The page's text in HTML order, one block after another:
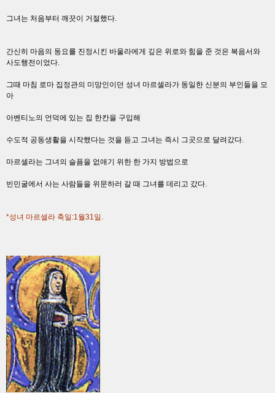
그녀는 처음부터 깨끗이 거절했다.
간신히 마음의 동요를 진정시킨 바울라에게 깊은 위로와 힘을 준 것은 복음서와
사도행전이었다.
그때 마침 로마 집정관의 미망인이던 성녀 마르셀라가 동일한 신분의 부인들을 모
아
아벤티노의 언덕에 있는 집 한칸을 구입해
수도적 공동생활을 시작했다는 것을 듣고 그녀는 즉시 그곳으로 달려갔다.
마르셀라는 그녀의 슬픔을 없애기 위한 한 가지 방법으로
빈민굴에서 사는 사람들을 위문하러 갈 때 그녀를 데리고 갔다.
*성녀 마르셀라 축일:1월31일.